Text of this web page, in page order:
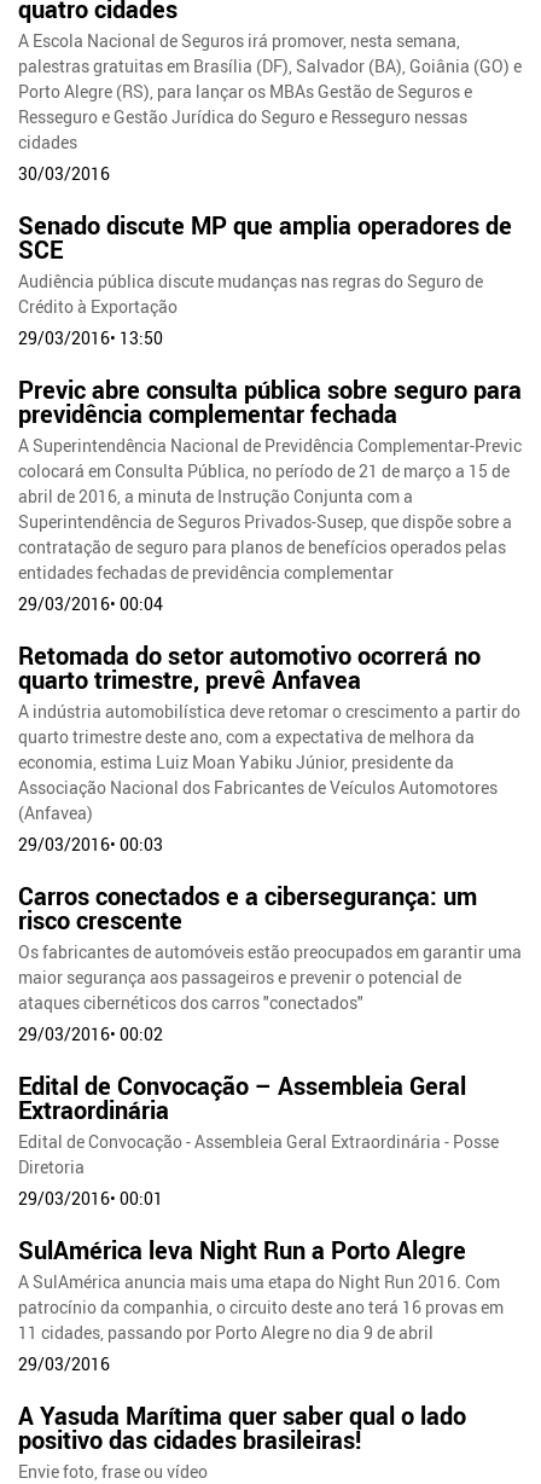
quatro cidades
A Escola Nacional de Seguros irá promover, nesta semana,
palestras gratuitas em Brasília (DF), Salvador (BA), Goiânia (GO) e
Porto Alegre (RS), para lançar os MBAs Gestão de Seguros e
Resseguro e Gestão Jurídica do Seguro e Resseguro nessas
cidades
30/03/2016
Senado discute MP que amplia operadores de
SCE
Audiência pública discute mudanças nas regras do Seguro de
Crédito à Exportação
29/03/2016• 13:50
Previc abre consulta pública sobre seguro para
previdência complementar fechada
A Superintendência Nacional de Previdência Complementar-Previc
colocará em Consulta Pública, no período de 21 de março a 15 de
abril de 2016, a minuta de Instrução Conjunta com a
Superintendência de Seguros Privados-Susep, que dispõe sobre a
contratação de seguro para planos de benefícios operados pelas
entidades fechadas de previdência complementar
29/03/2016• 00:04
Retomada do setor automotivo ocorrerá no
quarto trimestre, prevê Anfavea
A indústria automobilística deve retomar o crescimento a partir do
quarto trimestre deste ano, com a expectativa de melhora da
economia, estima Luiz Moan Yabiku Júnior, presidente da
Associação Nacional dos Fabricantes de Veículos Automotores
(Anfavea)
29/03/2016• 00:03
Carros conectados e a cibersegurança: um
risco crescente
Os fabricantes de automóveis estão preocupados em garantir uma
maior segurança aos passageiros e prevenir o potencial de
ataques cibernéticos dos carros "conectados"
29/03/2016• 00:02
Edital de Convocação – Assembleia Geral
Extraordinária
Edital de Convocação - Assembleia Geral Extraordinária - Posse
Diretoria
29/03/2016• 00:01
SulAmérica leva Night Run a Porto Alegre
A SulAmérica anuncia mais uma etapa do Night Run 2016. Com
patrocínio da companhia, o circuito deste ano terá 16 provas em
11 cidades, passando por Porto Alegre no dia 9 de abril
29/03/2016
A Yasuda Marítima quer saber qual o lado
positivo das cidades brasileiras!
Envie foto, frase ou vídeo